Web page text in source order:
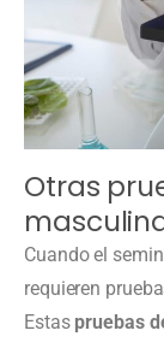
Otras
Cuando el
requieren
Estas pruebas